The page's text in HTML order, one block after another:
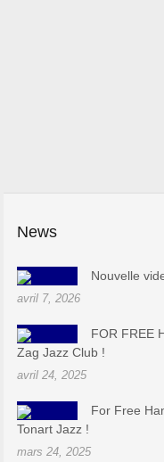
News
Nouvelle
avril 7, 2026
FOR FREE
Zag Jazz Club !
avril 24, 2025
For Free
Tonart Jazz !
mars 24, 2025